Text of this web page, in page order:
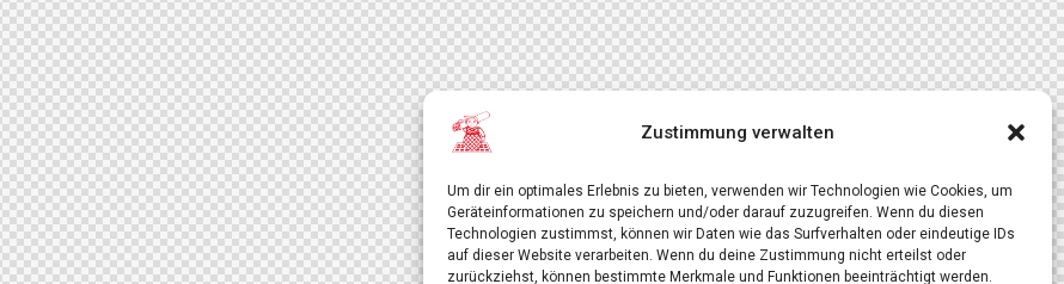
Zustimmung verwalten
Um dir ein optimales Erlebnis zu bieten, verwenden wir Technologien wie Cookies, um
Geräteinformationen zu speichern und/oder darauf zuzugreifen. Wenn du diesen
Technologien zustimmst, können wir Daten wie das Surfverhalten oder eindeutige IDs
auf dieser Website verarbeiten. Wenn du deine Zustimmung nicht erteilst oder
zurückziehst, können bestimmte Merkmale und Funktionen beeinträchtigt werden.